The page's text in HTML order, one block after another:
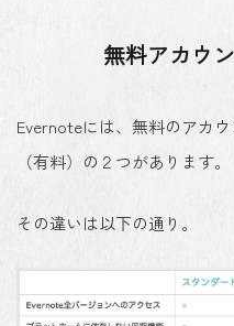
無料アカウ
Evernoteには、無料のアカ
（有料）の２つがあります。
その違いは以下の通り。